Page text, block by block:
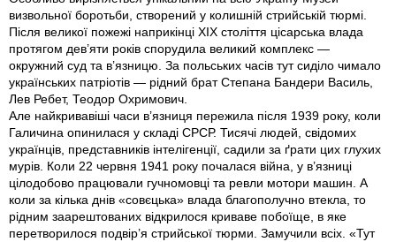
визвольної боротьби, створений у колишній стрийській тюрмі.
Після великої пожежі наприкінці ХІХ століття цісарська влада
протягом дев’яти років спорудила великий комплекс —
окружний суд та в’язницю. За польських часів тут сиділо чимало
українських патріотів — рідний брат Степана Бандери Василь,
Лев Ребет, Теодор Охримович.
Але найкривавіші часи в’язниця пережила після 1939 року, коли
Галичина опинилася у складі СРСР. Тисячі людей, свідомих
українців, представників інтелігенції, садили за ґрати цих глухих
мурів. Коли 22 червня 1941 року почалася війна, у в’язниці
цілодобово працювали гучномовці та ревли мотори машин. А
коли за кілька днів «совєцька» влада благополучно втекла, то
рідним заарештованих відкрилося криваве побоїще, в яке
перетворилося подвір’я стрийської тюрми. Замучили всіх. «Тут